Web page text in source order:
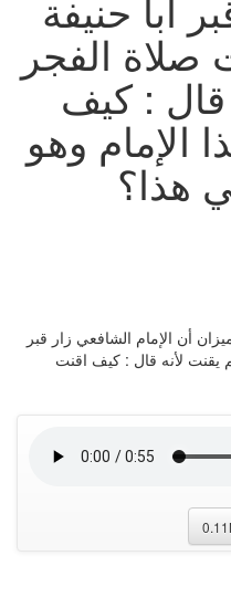
صلاة الفجر
قال : كيف
الإمام وهو
هذا؟
أن الإمام الشافعي زار قبر
يقنت لأنه قال : كيف اقنت